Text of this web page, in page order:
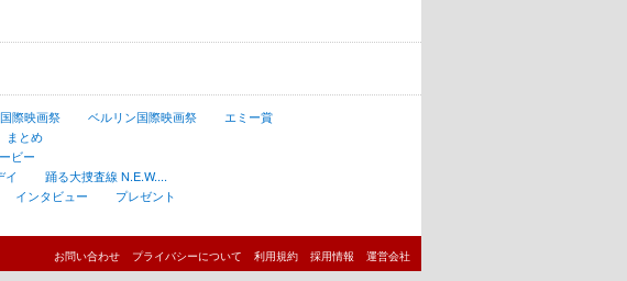
際映画祭 ベルリン国際映画祭
エミー賞
まとめ
ビー
イ
踊る大捜査線 N.E.W....
インタビュー
プレゼント
お問い合わせ プライバシーについて 利用規約 採用情報 運営会社